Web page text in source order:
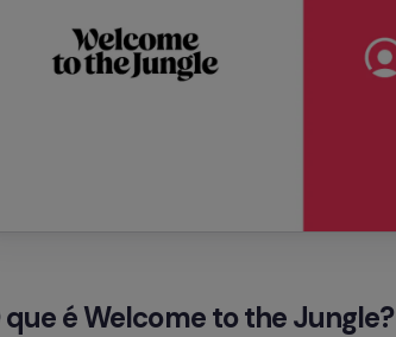
que é Welcome to the Jungle?